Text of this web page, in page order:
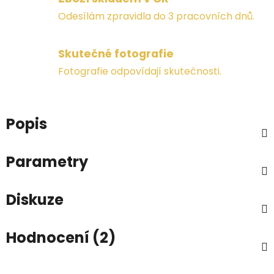
Odesílám zpravidla do 3 pracovních dnů.
Skutečné fotografie
Fotografie odpovídají skutečnosti.
Popis
Parametry
Diskuze
Hodnocení (2)